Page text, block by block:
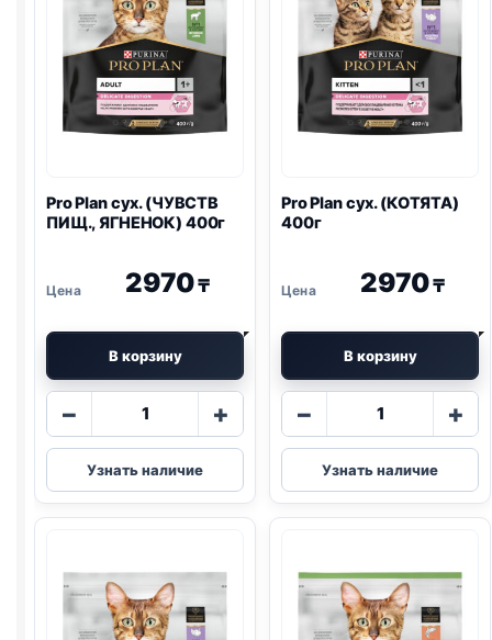
Pro Planсух. (ЧУВСТВ
ПИЩ., ЯГНЕНОК) 400г
2970₸
В корзину
−
Количество
Pro
Plan
сух.
ЯГНЕНОК)
400г
+
Узнать наличие
Pro Planсух. (КОТЯТА)
400г
2970₸
В корзину
−
Количество
Pro
Plan
сух.
+
Узнать наличие